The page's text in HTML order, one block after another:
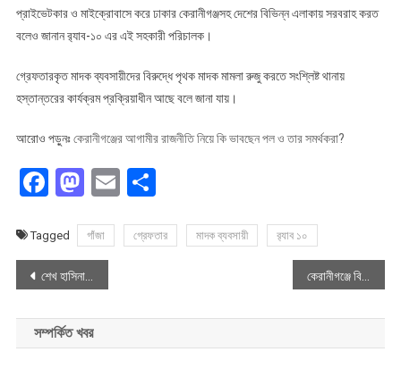
প্রাইভেটকার ও মাইক্রোবাসে করে ঢাকার কেরানীগঞ্জসহ দেশের বিভিন্ন এলাকায় সরবরাহ করত
বলেও জানান র‍্যাব-১০ এর এই সহকারী পরিচালক।
গ্রেফতারকৃত মাদক ব্যবসায়ীদের বিরুদ্ধে পৃথক মাদক মামলা রুজু করতে সংশ্লিষ্ট থানায়
হস্তান্তরের কার্যক্রম প্রক্রিয়াধীন আছে বলে জানা যায়।
আরোও পড়ুনঃকেরানীগঞ্জের আগামীর রাজনীতি নিয়ে কি ভাবছেন পল ও তার সমর্থকরা?
Facebook
Mastodon
EmailShare
Tagged গাঁজা গ্রেফতার মাদক ব্যবসায়ী র‍্যাব ১০
Post
navigation
শেখ হাসিনার প্রেতাত্মারা এখনো ঘাপটি মেরে আছে – অপর্ণা রায়
সম্পর্কিত খবর